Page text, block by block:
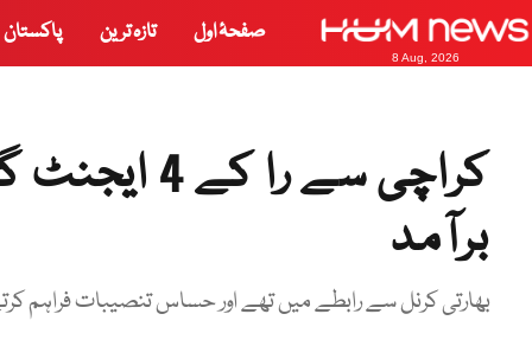
8 Aug, 2026
صفحۂ اول تازہ ترین پاکستان
کراچی سے
برآمد
بھارتی کرنل سے رابطے میں تھے اور حساس تنصیبات فراہم